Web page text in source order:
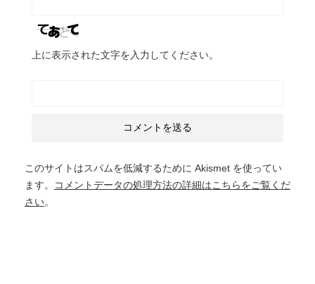
上に表示された文字を入力してください。
このサイトはスパムを低減するために Akismet を使ってい
ます。
コメントデータの処理方法の詳細はこちらをご覧くだ
さい。